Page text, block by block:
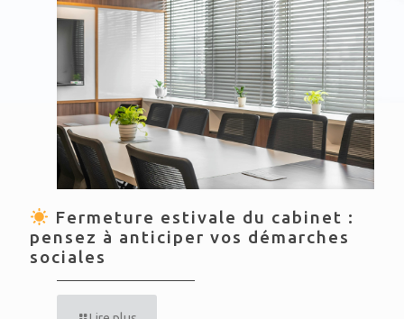
Fermeture estivale du cabinet :
pensez à anticiper vos démarches
sociales